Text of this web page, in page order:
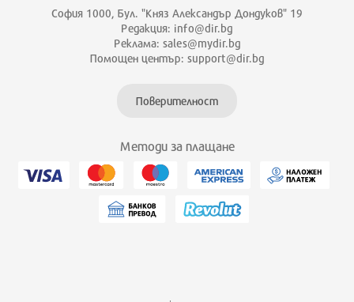
София 1000, Бул. "Княз Александър Дондуков" 19
Редакция: info@dir.bg
Реклама: sales@mydir.bg
Помощен център: support@dir.bg
Поверителност
Методи за плащане